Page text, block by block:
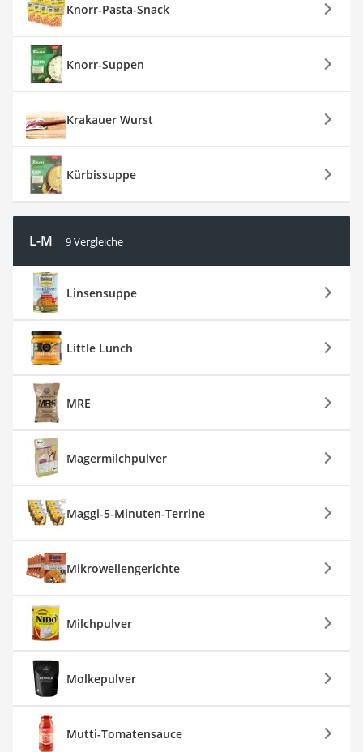
Knorr-Pasta-Snack
Knorr-Suppen
Krakauer Wurst
Kürbissuppe
L-M 9 Vergleiche
Linsensuppe
Little Lunch
MRE
Magermilchpulver
Maggi-5-Minuten-Terrine
Mikrowellengerichte
Milchpulver
Molkepulver
Mutti-Tomatensauce